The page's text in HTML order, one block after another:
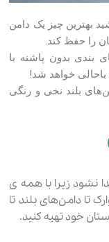
بهترین چیز یک دامن
را حفظ کند.
بدون پاشنه با
خواهد شد!
بلند نخی و رنگی
نشود زیرا با همه ی
تا دامن‌های بلند تا
خود تهیه کنید.